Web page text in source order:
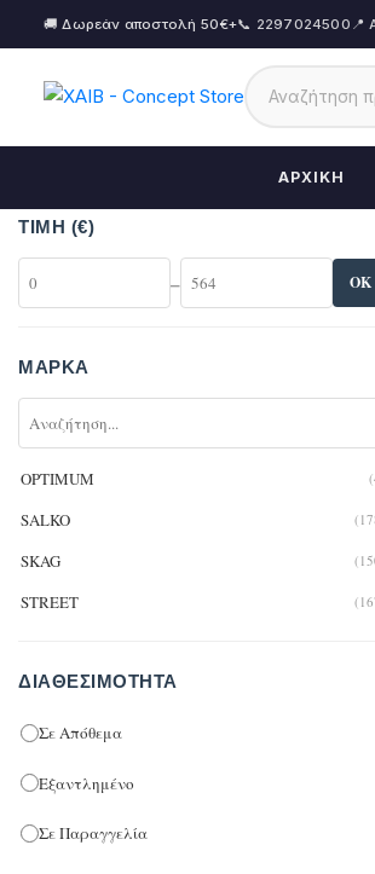
🚚 Δωρεάν αποστολή 50€+📞 2297024500 📍
ΑΡΧΙΚΉ
ΤΙΜΉ (€)
– OK
ΜΆΡΚΑ
OPTIMUM
SALKO
SKAG
STREET
ΔΙΑΘΕΣΙΜΌΤΗΤΑ
Σε Απόθεμα
Εξαντλημένο
Σε Παραγγελία